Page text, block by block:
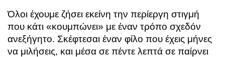
Όλοι έχουμε ζήσει εκείνη την περίεργη στιγμή
που κάτι «κουμπώνει» με έναν τρόπο σχεδόν
ανεξήγητο. Σκέφτεσαι έναν φίλο που έχεις μήνες
να μιλήσεις, και μέσα σε πέντε λεπτά σε παίρνει